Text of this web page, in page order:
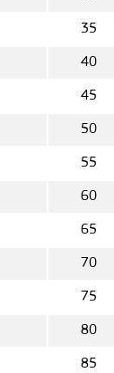
35
40
45
50
55
60
65
70
75
80
85